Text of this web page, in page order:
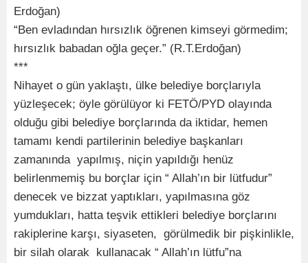
Erdoğan)
“Ben evladından hırsızlık öğrenen kimseyi görmedim;
hırsızlık babadan oğla geçer.” (R.T.Erdoğan)
***
Nihayet o gün yaklaştı, ülke belediye borçlarıyla
yüzleşecek; öyle görülüyor ki FETÖ/PYD olayında
olduğu gibi belediye borçlarında da iktidar, hemen
tamamı kendi partilerinin belediye başkanları
zamanında yapılmış, niçin yapıldığı henüz
belirlenmemiş bu borçlar için “ Allah’ın bir lütfudur”
denecek ve bizzat yaptıkları, yapılmasına göz
yumdukları, hatta teşvik ettikleri belediye borçlarını
rakiplerine karşı, siyaseten, görülmedik bir pişkinlikle,
bir silah olarak kullanacak “ Allah’ın lütfu”na